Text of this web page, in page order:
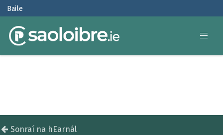
Baile
Sonraí na hEarnál